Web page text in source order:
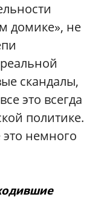
домике», не
скандалы,
это всегда
политике.
это немного